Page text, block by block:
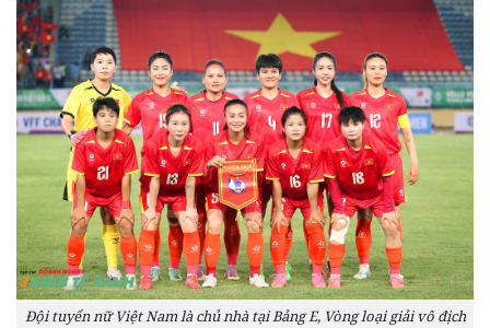
Đội tuyển nữ Việt Nam là chủ nhà tại Bảng E, Vòng loại giải vô địch